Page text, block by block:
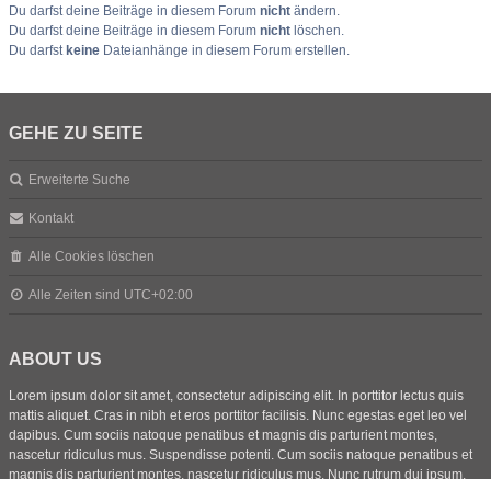
Du darfst deine Beiträge in diesem Forum nicht ändern.
Du darfst deine Beiträge in diesem Forum nicht löschen.
Du darfst keine Dateianhänge in diesem Forum erstellen.
GEHE ZU SEITE
Erweiterte Suche
Kontakt
Alle Cookies löschen
Alle Zeiten sind UTC+02:00
ABOUT US
Lorem ipsum dolor sit amet, consectetur adipiscing elit. In porttitor lectus quis
mattis aliquet. Cras in nibh et eros porttitor facilisis. Nunc egestas eget leo vel
dapibus. Cum sociis natoque penatibus et magnis dis parturient montes,
nascetur ridiculus mus. Suspendisse potenti. Cum sociis natoque penatibus et
magnis dis parturient montes, nascetur ridiculus mus. Nunc rutrum dui ipsum,